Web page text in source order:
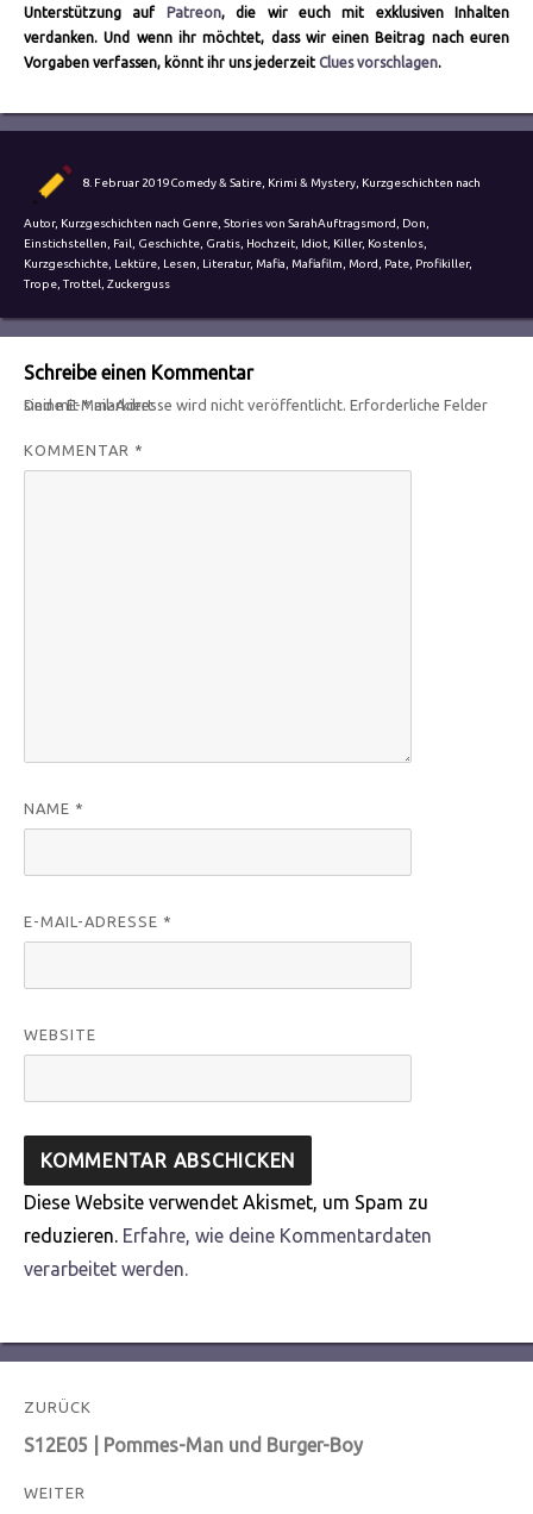
Unterstützung auf
Patreon, die wir euch mit exklusiven Inhalten
verdanken. Und wenn ihr möchtet, dass wir einen Beitrag nach euren
Vorgaben verfassen, könnt ihr uns jederzeit Clues vorschlagen.
am
8. Februar 2019Comedy & Satire, Krimi & Mystery, Kurzgeschichten nach
Autor, Kurzgeschichten nach Genre, Stories von SarahSchlagwörter
Auftragsmord, Don,
Einstichstellen, Fail, Geschichte, Gratis, Hochzeit, Idiot, Killer, Kostenlos,
Kurzgeschichte, Lektüre, Lesen, Literatur, Mafia, Mafiafilm, Mord, Pate, Profikiller,
Trope,Trottel, Zuckerguss
Schreibe einen Kommentar
Deine E-Mail-Adresse wird nicht veröffentlicht.
Erforderliche Felder sind mit*markiert
KOMMENTAR *
NAME *
E-MAIL-ADRESSE *
WEBSITE
Diese Website verwendet Akismet, um Spam zu
reduzieren. Erfahre, wie deine Kommentardaten
verarbeitet werden.
Beitragsnavigation
ZURÜCK
Vorheriger
S12E05 | Pommes-Man und Burger-Boy
WEITER